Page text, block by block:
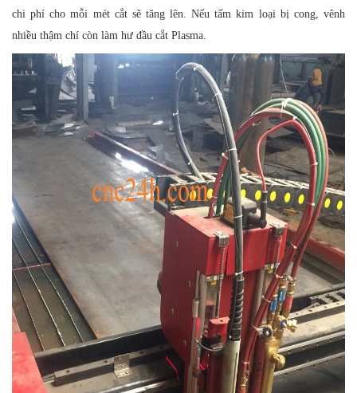
chi phí cho mỗi mét cắt sẽ tăng lên. Nếu tấm kim loại bị cong, vênh
nhiều thậm chí còn làm hư đầu cắt Plasma.